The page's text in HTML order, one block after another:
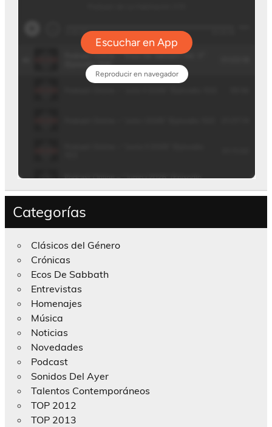
Categorías
Clásicos del Género
Crónicas
Ecos De Sabbath
Entrevistas
Homenajes
Música
Noticias
Novedades
Podcast
Sonidos Del Ayer
Talentos Contemporáneos
TOP 2012
TOP 2013